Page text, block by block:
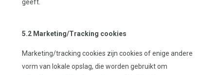
geeft.
5.2 Marketing/Tracking cookies
Marketing/tracking cookies zijn cookies of enige andere
vorm van lokale opslag, die worden gebruikt om